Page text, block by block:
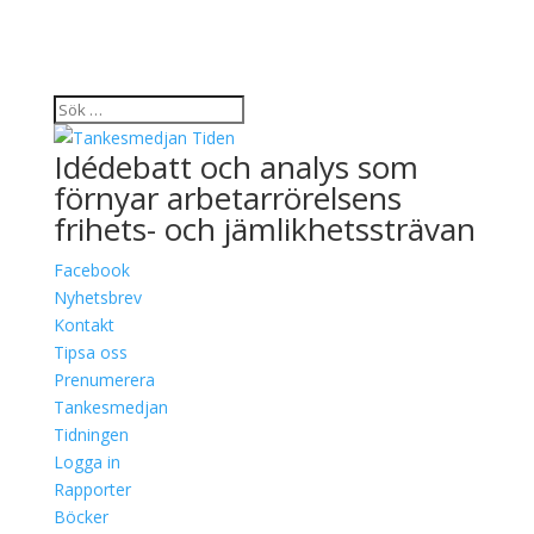
Idédebatt och analys som
förnyar arbetarrörelsens
frihets- och jämlikhetssträvan
Facebook
Nyhetsbrev
Kontakt
Tipsa oss
Prenumerera
Tankesmedjan
Tidningen
Logga in
Rapporter
Böcker